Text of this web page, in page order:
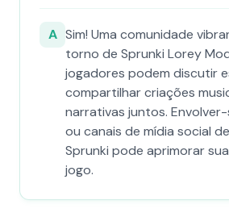
A Sim! Uma comunidade
torno de Sprunki Lorey
jogadores podem discutir
compartilhar criações
narrativas juntos.
ou canais de mídia social
Sprunki pode aprimorar
jogo.